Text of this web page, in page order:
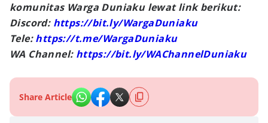
komunitas Warga Duniaku lewat link berikut:
Discord: https://bit.ly/WargaDuniaku
Tele:https://t.me/WargaDuniaku
WA Channel: https://bit.ly/WAChannelDuniaku
Share Article